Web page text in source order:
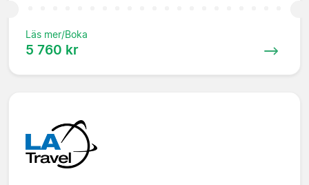
Läs mer/Boka
5 760 kr